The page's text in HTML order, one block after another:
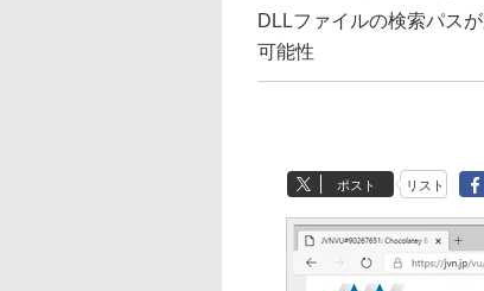
DLLファイルの検索パス
可能性
ポスト リスト